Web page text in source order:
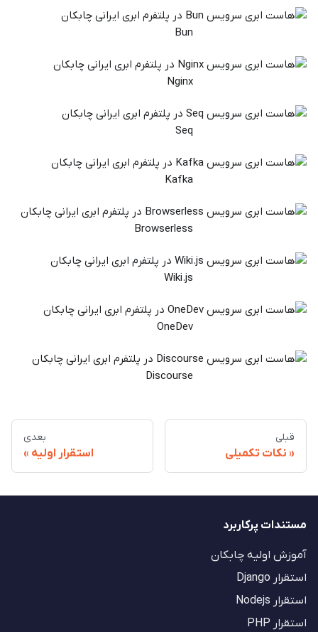
Bun
Nginx
Seq
Kafka
Browserless
Wiki.js
OneDev
Discourse
قبلی
نکات تکمیلی
بعدی
استقرار اولیه
مستندات پرکاربرد
آموزش اولیه چابکان
استقرار Django
استقرار Nodejs
استقرار PHP